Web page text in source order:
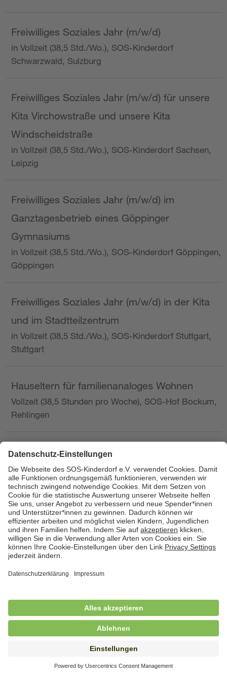
Freiwilliges Soziales Jahr (m/w/d)
in Vollzeit (38,5 Std./Wo.), SOS-Kinderdorf
Schwarzwald, Sulzburg
Freiwilliges Soziales Jahr (m/w/d) für unsere
Kita Virchowstraße und unsere Kita
Windscheidstraße
in Vollzeit (38,5 Std./Wo.), SOS-Kinderdorf Sachsen,
Leipzig
Freiwilliges Soziales Jahr (m/w/d) im
Ganztagesbetrieb eines Göppinger
Gymnasiums
in Vollzeit (38,5 Std./Wo.), SOS-Kinderdorf Göppingen,
Göppingen
Freiwilliges Soziales Jahr (m/w/d) in der Kita
und im Stadtteilzentrum
in Vollzeit (38,5 Std./Wo.), SOS-Kinderdorf Stuttgart,
Stuttgart
Hauseltern für familienanaloges Wohnen
Vollzeit (38,5 Stunden pro Woche), SOS-Hof Bockum,
Rehlingen
Hauswirtschafterin / Köchin (m/w/d) als
Ausbilderin (m/w/d) im Bereich
Nahrungszubereitung
in Vollzeit (38,5 Std./Wo.), SOS-Kinderdorf
Saarbrücken, Saarbrücken
Hauswirtschaftskraft (m/w/d)
in Teilzeit (mind. 20 - max. 30 Std./.Wo.), SOS-
Hauswirtschaftskraft (m/w/d)
in unbefristeter Anstellung, Teilzeit (20 Std./Wo.), SOS-
Kinderdorf Dortmund, Hagen